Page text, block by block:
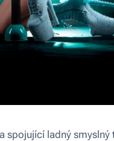
spojující ladný smyslný